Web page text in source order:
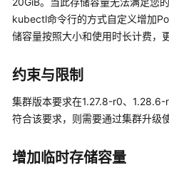
服
务
公
产
品
介
计
kubectl命令行的方式自定义增加
储容量按照大小和使用时长计费，
约束与限制
集群版本要求在1.27.8-r0、
符合该要求，则需要通过集群升级
增加临时存储容量